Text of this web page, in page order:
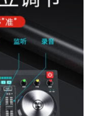
ドットコムを电话生
放送します。